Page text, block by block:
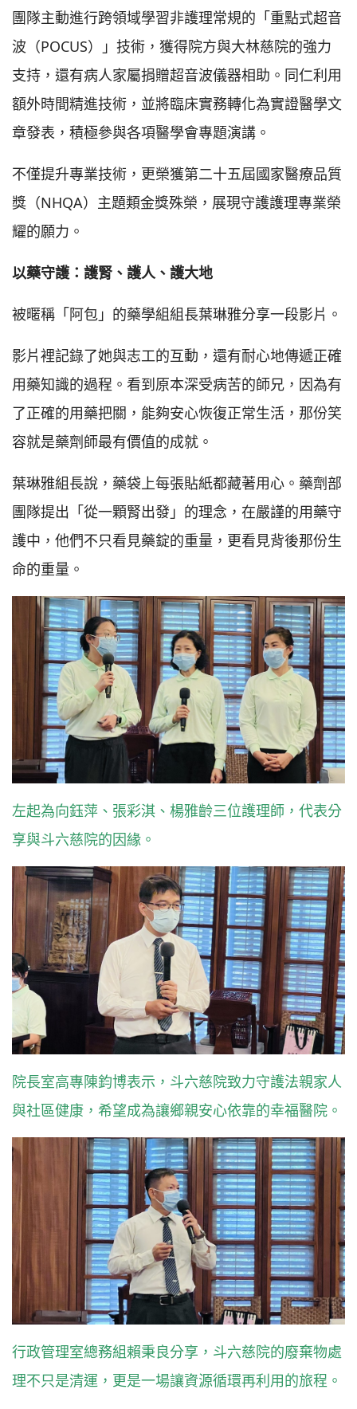
團隊主動進行跨領域學習非護理常規的「重點式超音
波（POCUS）」技術，獲得院方與大林慈院的強力
支持，還有病人家屬捐贈超音波儀器相助。同仁利用
額外時間精進技術，並將臨床實務轉化為實證醫學文
章發表，積極參與各項醫學會專題演講。
不僅提升專業技術，更榮獲第二十五屆國家醫療品質
獎（NHQA）主題類金獎殊榮，展現守護護理專業榮
耀的願力。
以藥守護：護腎、護人、護大地
被暱稱「阿包」的藥學組組長葉琳雅分享一段影片。
影片裡記錄了她與志工的互動，還有耐心地傳遞正確
用藥知識的過程。看到原本深受病苦的師兄，因為有
了正確的用藥把關，能夠安心恢復正常生活，那份笑
容就是藥劑師最有價值的成就。
葉琳雅組長說，藥袋上每張貼紙都藏著用心。藥劑部
團隊提出「從一顆腎出發」的理念，在嚴謹的用藥守
護中，他們不只看見藥錠的重量，更看見背後那份生
命的重量。
左起為向鈺萍、張彩淇、楊雅齡三位護理師，代表分
享與斗六慈院的因緣。
院長室高專陳鈞博表示，斗六慈院致力守護法親家人
與社區健康，希望成為讓鄉親安心依靠的幸福醫院。
行政管理室總務組賴秉良分享，斗六慈院的廢棄物處
理不只是清運，更是一場讓資源循環再利用的旅程。